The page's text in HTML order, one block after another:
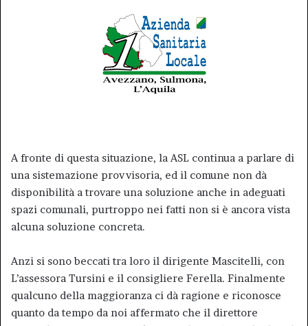
A fronte di questa situazione, la ASL continua a parlare di
una sistemazione provvisoria, ed il comune non dà
disponibilità a trovare una soluzione anche in adeguati
spazi comunali, purtroppo nei fatti non si è ancora vista
alcuna soluzione concreta.
Anzi si sono beccati tra loro il dirigente Mascitelli, con
L’assessora Tursini e il consigliere Ferella. Finalmente
qualcuno della maggioranza ci dà ragione e riconosce
quanto da tempo da noi affermato che il direttore